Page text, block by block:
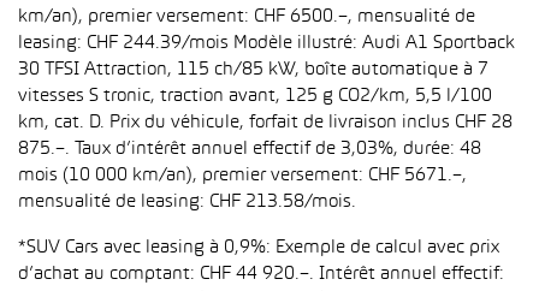
km/an), premier versement: CHF 6500.–, mensualité de
leasing: CHF 244.39/mois Modèle illustré: Audi A1 Sportback
30 TFSI Attraction, 115 ch/85 kW, boîte automatique à 7
vitesses S tronic, traction avant, 125 g CO2/km, 5,5 l/100
km, cat. D. Prix du véhicule, forfait de livraison inclus CHF 28
875.–. Taux d’intérêt annuel effectif de 3,03%, durée: 48
mois (10 000 km/an), premier versement: CHF 5671.–,
mensualité de leasing: CHF 213.58/mois.
*SUV Cars avec leasing à 0,9%: Exemple de calcul avec prix
d’achat au comptant: CHF 44 920.–. Intérêt annuel effectif: